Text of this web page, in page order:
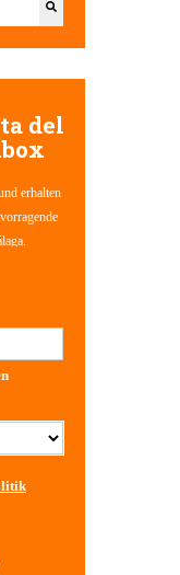
del
erhalten